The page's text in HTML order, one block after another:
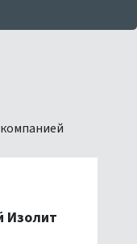
Изолит